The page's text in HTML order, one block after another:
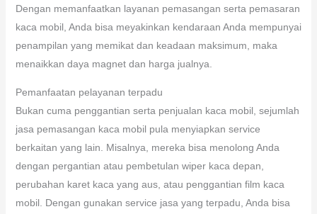
Dengan memanfaatkan layanan pemasangan serta pemasaran
kaca mobil, Anda bisa meyakinkan kendaraan Anda mempunyai
penampilan yang memikat dan keadaan maksimum, maka
menaikkan daya magnet dan harga jualnya.
Pemanfaatan pelayanan terpadu
Bukan cuma penggantian serta penjualan kaca mobil, sejumlah
jasa pemasangan kaca mobil pula menyiapkan service
berkaitan yang lain. Misalnya, mereka bisa menolong Anda
dengan pergantian atau pembetulan wiper kaca depan,
perubahan karet kaca yang aus, atau penggantian film kaca
mobil. Dengan gunakan service jasa yang terpadu, Anda bisa